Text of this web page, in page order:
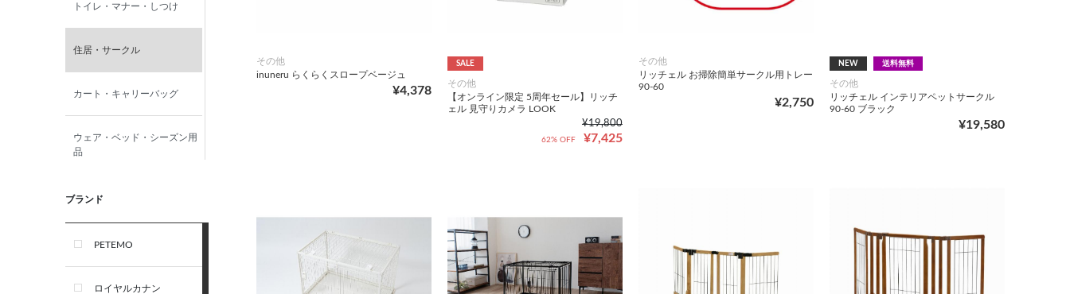
トイレ・マナー・しつけ
住居・サークル
カート・キャリーバッグ
ウェア・ベッド・シーズン用
品
首輪・ハーネス(胴輪)・リー
ブランド
PETEMO
ロイヤルカナン
その他
inuneru らくらくスロープベージュ
¥4,378
SALE
その他
【オンライン限定 5周年セール】リッチ
ェル 見守りカメラ LOOK
¥19,800
¥7,425
62% OFF
その他
リッチェル お掃除簡単サークル用トレー
90-60
¥2,750
NEW 送料無料
その他
リッチェル インテリアペットサークル
90‐60 ブラック
¥19,580